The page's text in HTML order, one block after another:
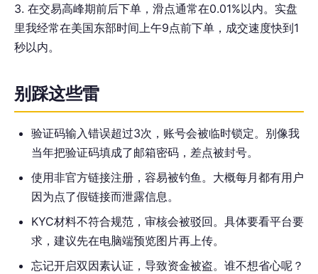
3. 在交易高峰期前后下单，滑点通常在0.01%以内。实盘
里我经常在美国东部时间上午9点前下单，成交速度快到1
秒以内。
别踩这些雷
验证码输入错误超过3次，账号会被临时锁定。别像我
当年把验证码填成了邮箱密码，差点被封号。
使用非官方链接注册，容易被钓鱼。大概每月都有用户
因为点了假链接而泄露信息。
KYC材料不符合规范，审核会被驳回。具体要看平台要
求，建议先在电脑端预览图片再上传。
忘记开启双因素认证，导致资金被盗。谁不想省心呢？